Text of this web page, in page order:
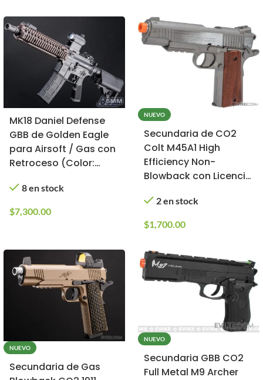
MK18 Daniel Defense
GBB de Golden Eagle
para Airsoft / Gas con
Retroceso (Color:
8 en stock
$7,300.00
NUEVO
Secundaria de CO2
Colt M45A1 High
Efficiency Non-
Blowback con Licencia
(Modelo: Acero
Inoxidable)
2 en stock
$1,700.00
NUEVO
Secundaria de Gas
NUEVO
Secundaria GBB CO2
Full Metal M9 Archer